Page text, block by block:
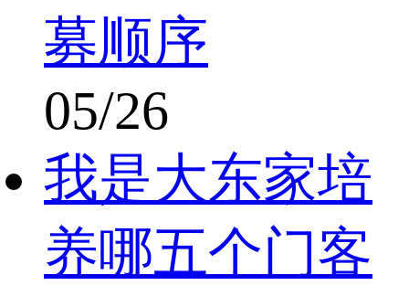
募顺序
05/26
我是大东家培
养哪五个门客